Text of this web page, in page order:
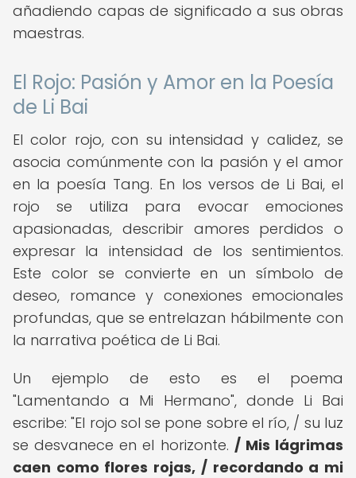
añadiendo capas de significado a sus obras
maestras.
El Rojo: Pasión y Amor en la Poesía
de Li Bai
El color rojo, con su intensidad y calidez, se
asocia comúnmente con la pasión y el amor
en la poesía Tang. En los versos de Li Bai, el
rojo se utiliza para evocar emociones
apasionadas, describir amores perdidos o
expresar la intensidad de los sentimientos.
Este color se convierte en un símbolo de
deseo, romance y conexiones emocionales
profundas, que se entrelazan hábilmente con
la narrativa poética de Li Bai.
Un ejemplo de esto es el poema
"Lamentando a Mi Hermano", donde Li Bai
escribe: "El rojo sol se pone sobre el río, / su luz
se desvanece en el horizonte. / Mis lágrimas
caen como flores rojas, / recordando a mi